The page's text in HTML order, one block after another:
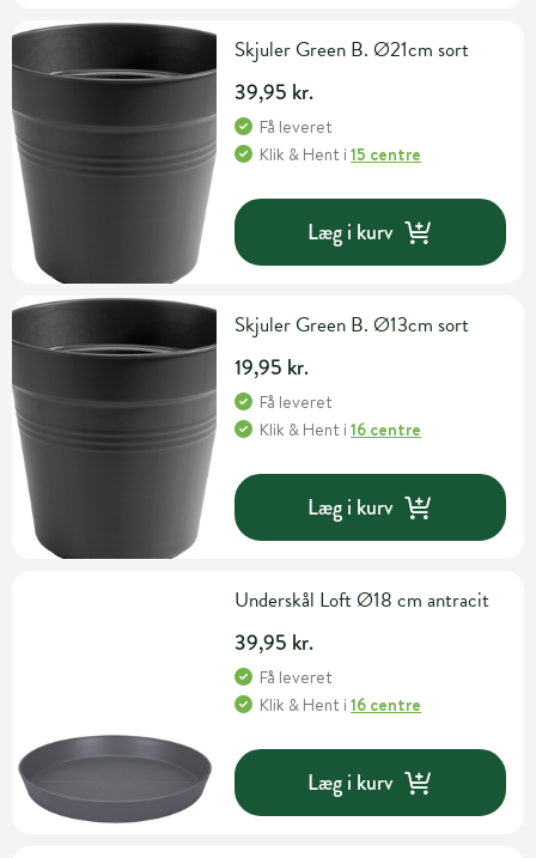
Skjuler Green B. Ø21cm sort
39,95 kr.
Få leveret
Klik & Hent i15 centre
Læg i kurv
Skjuler Green B. Ø13cm sort
19,95 kr.
Få leveret
Klik & Hent i16 centre
Læg i kurv
Underskål Loft Ø18 cm antracit
39,95 kr.
Få leveret
Klik & Hent i16 centre
Læg i kurv